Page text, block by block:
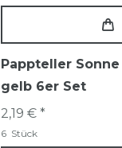
Pappteller
gelb 6er Set
2,19 € *
6 Stück